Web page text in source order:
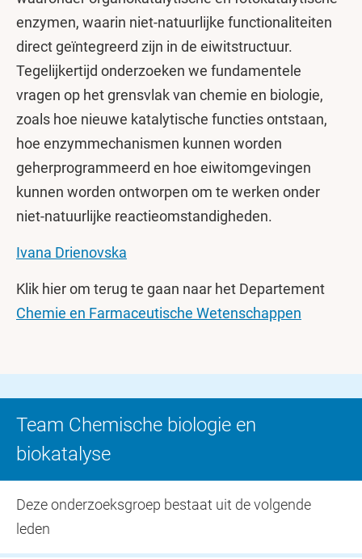
enzymen, waarin niet-natuurlijke functionaliteiten
direct geïntegreerd zijn in de eiwitstructuur.
Tegelijkertijd onderzoeken we fundamentele
vragen op het grensvlak van chemie en biologie,
zoals hoe nieuwe katalytische functies ontstaan,
hoe enzymmechanismen kunnen worden
geherprogrammeerd en hoe eiwitomgevingen
kunnen worden ontworpen om te werken onder
niet-natuurlijke reactieomstandigheden.
Ivana Drienovska
Klik hier om terug te gaan naar het Departement
Chemie en Farmaceutische Wetenschappen
Team Chemische biologie en
biokatalyse
Deze onderzoeksgroep bestaat uit de volgende
leden